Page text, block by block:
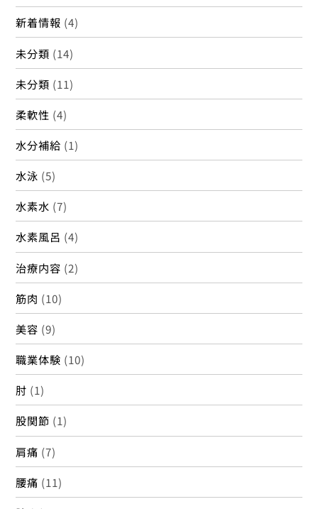
新着情報 (4)
未分類 (14)
未分類 (11)
柔軟性 (4)
水分補給 (1)
水泳 (5)
水素水 (7)
水素風呂 (4)
治療内容 (2)
筋肉 (10)
美容 (9)
職業体験 (10)
肘 (1)
股関節 (1)
肩痛 (7)
腰痛 (11)